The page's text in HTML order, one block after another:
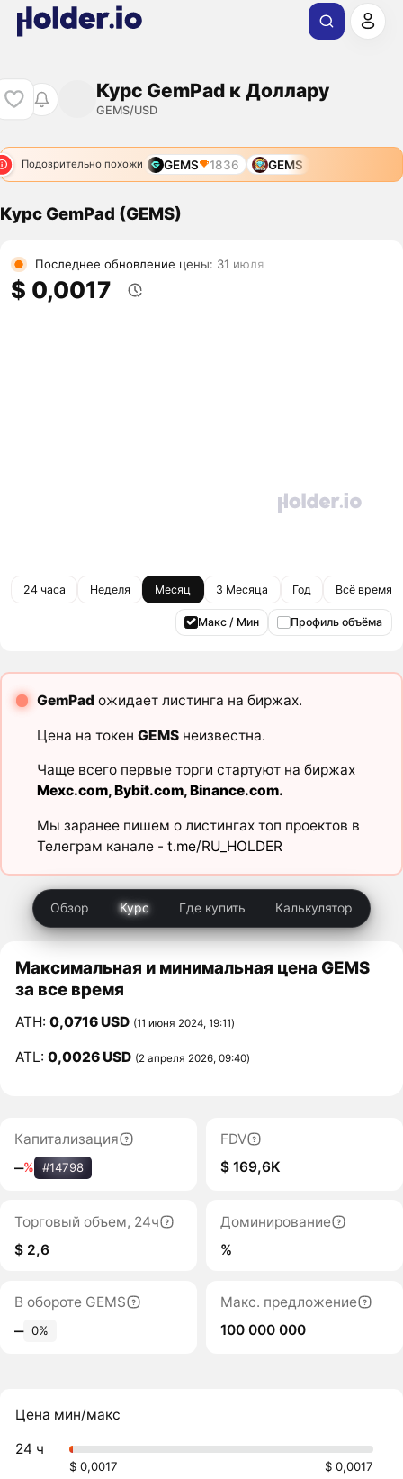
Курс GemPad к Доллару
GEMS/USD
Подозрительно похожи GEMS 1836 GEMS
Курс GemPad (GEMS)
Последнее обновление цены: 31 июля
$ 0,0017
24 часа Неделя Месяц 3 Месяца Год Всё время
Макс / Мин Профиль объёма
GemPad ожидает листинга на биржах.
Цена на токен GEMSнеизвестна.
Чаще всего первые торги стартуют на биржах
Mexc.com,Bybit.com,Binance.com.
Мы заранее пишем о листингах топ проектов в
Телеграм канале - t.me/RU_HOLDER
Обзор Курс Где купить Калькулятор
Максимальная и минимальная цена GEMS
за все время
ATH:0,0716 USD (11 июня 2024, 19:11)
ATL:0,0026 USD (2 апреля 2026, 09:40)
Капитализация
‒% #14798
FDV
$ 169,6K
Торговый объем, 24ч
$ 2,6
Доминирование
%
В обороте GEMS
‒ 0%
Макс. предложение
100 000 000
Цена мин/макс
24 ч
$ 0,0017 $ 0,0017